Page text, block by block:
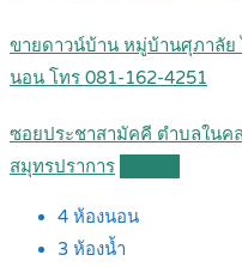
ขายดาวน์บ้าน หมู่บ้านศุภาลัย
นอน โทร 081-162-4251
ซอยประชาสามัคคี ตำบลในค
สมุทรปราการ
4 ห้องนอน
3 ห้องน้ำ